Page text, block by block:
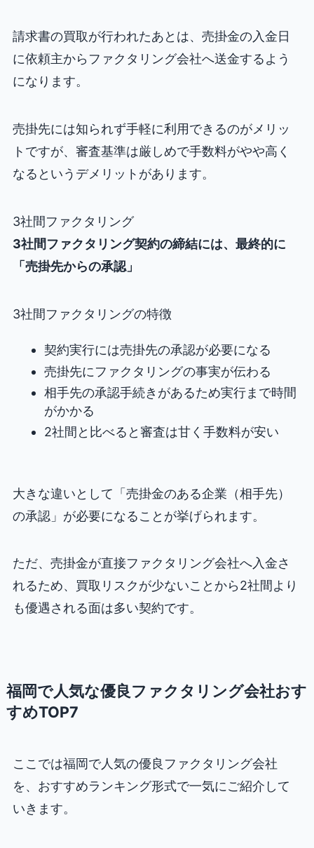
請求書の買取が行われたあとは、売掛金の入金日
に依頼主からファクタリング会社へ送金するよう
になります。
売掛先には知られず手軽に利用できるのがメリッ
トですが、審査基準は厳しめで手数料がやや高く
なるというデメリットがあります。
3社間ファクタリング
3社間ファクタリング契約の締結には、最終的に
「売掛先からの承認」
3社間ファクタリングの特徴
契約実行には売掛先の承認が必要になる
売掛先にファクタリングの事実が伝わる
相手先の承認手続きがあるため実行まで時間
がかかる
2社間と比べると審査は甘く手数料が安い
大きな違いとして「売掛金のある企業（相手先）
の承認」が必要になることが挙げられます。
ただ、売掛金が直接ファクタリング会社へ入金さ
れるため、買取リスクが少ないことから2社間より
も優遇される面は多い契約です。
福岡で人気な優良ファクタリング会社おす
すめTOP7
ここでは福岡で人気の優良ファクタリング会社
を、おすすめランキング形式で一気にご紹介して
いきます。